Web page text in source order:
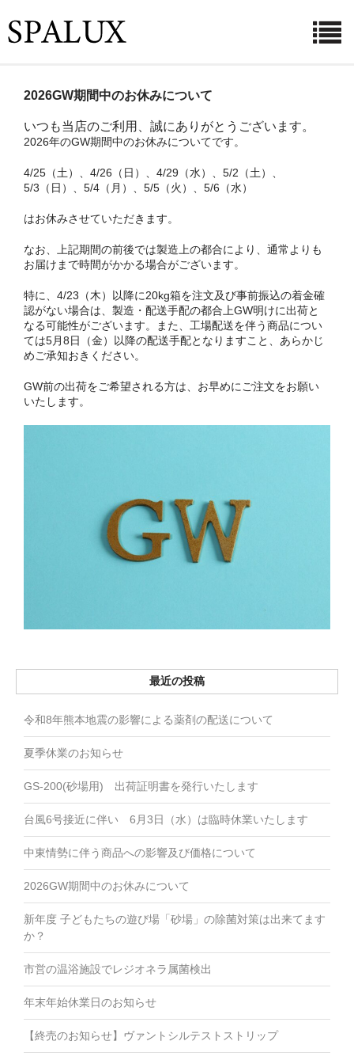
利用シーン
菌・ウイルスとその対策
商品紹介
ご購入ページ
よくある質問
会社概要
お問い合わせ
2026GW期間中のお休みについて
いつも当店のご利用、誠にありがとうございます。
2026年のGW期間中のお休みについてです。
4/25（土）、4/26（日）、4/29（水）、5/2（土）、
5/3（日）、5/4（月）、5/5（火）、5/6（水）
はお休みさせていただきます。
なお、上記期間の前後では製造上の都合により、通常よりも
お届けまで時間がかかる場合がございます。
特に、4/23（木）以降に20kg箱を注文及び事前振込の着金確
認がない場合は、製造・配送手配の都合上GW明けに出荷と
なる可能性がございます。また、工場配送を伴う商品につい
ては5月8日（金）以降の配送手配となりますこと、あらかじ
めご承知おきください。
GW前の出荷をご希望される方は、お早めにご注文をお願い
いたします。
最近の投稿
令和8年熊本地震の影響による薬剤の配送について
夏季休業のお知らせ
GS-200(砂場用) 出荷証明書を発行いたします
台風6号接近に伴い 6月3日（水）は臨時休業いたします
中東情勢に伴う商品への影響及び価格について
2026GW期間中のお休みについて
新年度 子どもたちの遊び場「砂場」の除菌対策は出来てます
か？
市営の温浴施設でレジオネラ属菌検出
年末年始休業日のお知らせ
【終売のお知らせ】ヴァントシルテストストリップ